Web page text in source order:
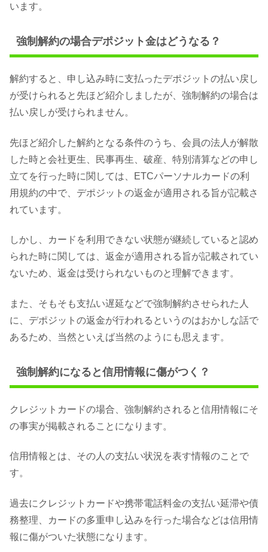
います。
強制解約の場合デポジット金はどうなる？
解約すると、申し込み時に支払ったデポジットの払い戻し
が受けられると先ほど紹介しましたが、強制解約の場合は
払い戻しが受けられません。
先ほど紹介した解約となる条件のうち、会員の法人が解散
した時と会社更生、民事再生、破産、特別清算などの申し
立てを行った時に関しては、ETCパーソナルカードの利
用規約の中で、デポジットの返金が適用される旨が記載さ
れています。
しかし、カードを利用できない状態が継続していると認め
られた時に関しては、返金が適用される旨が記載されてい
ないため、返金は受けられないものと理解できます。
また、そもそも支払い遅延などで強制解約させられた人
に、デポジットの返金が行われるというのはおかしな話で
あるため、当然といえば当然のようにも思えます。
強制解約になると信用情報に傷がつく？
クレジットカードの場合、強制解約されると信用情報にそ
の事実が掲載されることになります。
信用情報とは、その人の支払い状況を表す情報のことで
す。
過去にクレジットカードや携帯電話料金の支払い延滞や債
務整理、カードの多重申し込みを行った場合などは信用情
報に傷がついた状態になります。